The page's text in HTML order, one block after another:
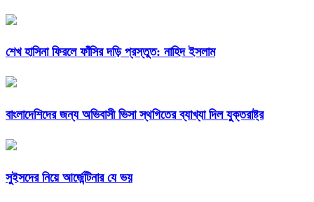
শেখ হাসিনা ফিরলে ফাঁসির দড়ি প্রস্তুত: নাহিদ ইসলাম
বাংলাদেশিদের জন্য অভিবাসী ভিসা স্থগিতের ব্যাখ্যা দিল যুক্তরাষ্ট্র
সুইসদের নিয়ে আর্জেন্টিনার যে ভয়